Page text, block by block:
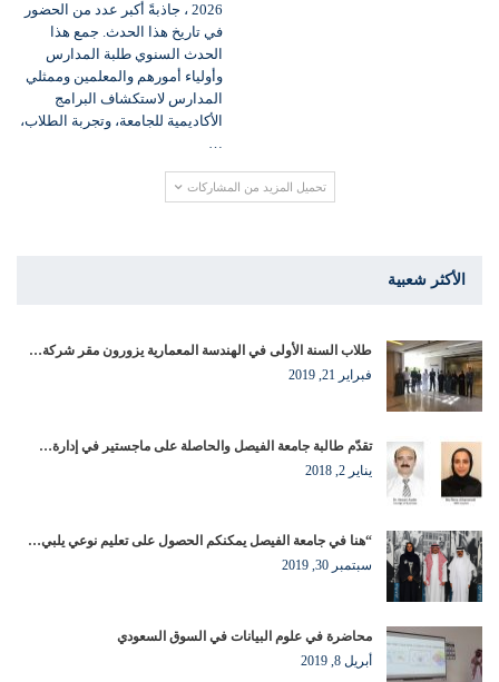
2026 ، جاذبةً أكبر عدد من الحضور
في تاريخ هذا الحدث. جمع هذا
الحدث السنوي طلبة المدارس
وأولياء أمورهم والمعلمين وممثلي
المدارس لاستكشاف البرامج
الأكاديمية للجامعة، وتجربة الطلاب،
…
تحميل المزيد من المشاركات
الأكثر شعبية
طلاب السنة الأولى في الهندسة المعمارية يزورون مقر شركة…
فبراير 21, 2019
تقدّم طالبة جامعة الفيصل والحاصلة على ماجستير في إدارة…
يناير 2, 2018
“هنا في جامعة الفيصل يمكنكم الحصول على تعليم نوعي يلبي…
سبتمبر 30, 2019
محاضرة في علوم البيانات في السوق السعودي
أبريل 8, 2019